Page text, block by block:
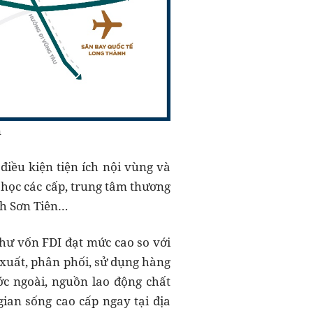
kiện tiện ích nội vùng và
các cấp, trung tâm thương
Sơn Tiên…
vốn FDI đạt mức cao so với
phân phối, sử dụng hàng
ngoài, nguồn lao động chất
sống cao cấp ngay tại địa